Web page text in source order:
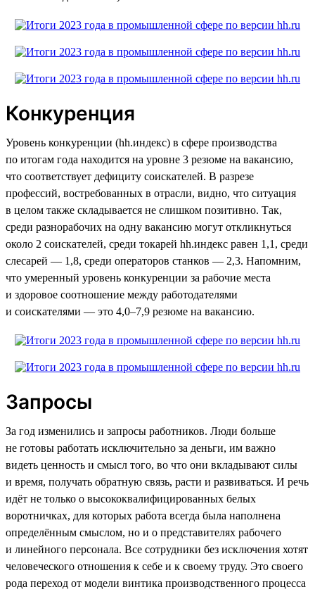
Конкуренция
Уровень конкуренции (hh.индекс) в сфере производства
по итогам года находится на уровне 3 резюме на вакансию,
что соответствует дефициту соискателей. В разрезе
профессий, востребованных в отрасли, видно, что ситуация
в целом также складывается не слишком позитивно. Так,
среди разнорабочих на одну вакансию могут откликнуться
около 2 соискателей, среди токарей hh.индекс равен 1,1, среди
слесарей — 1,8, среди операторов станков — 2,3. Напомним,
что умеренный уровень конкуренции за рабочие места
и здоровое соотношение между работодателями
и соискателями — это 4,0–7,9 резюме на вакансию.
Запросы
За год изменились и запросы работников. Люди больше
не готовы работать исключительно за деньги, им важно
видеть ценность и смысл того, во что они вкладывают силы
и время, получать обратную связь, расти и развиваться. И речь
идёт не только о высококвалифицированных белых
воротничках, для которых работа всегда была наполнена
определённым смыслом, но и о представителях рабочего
и линейного персонала. Все сотрудники без исключения хотят
человеческого отношения к себе и к своему труду. Это своего
рода переход от модели винтика производственного процесса